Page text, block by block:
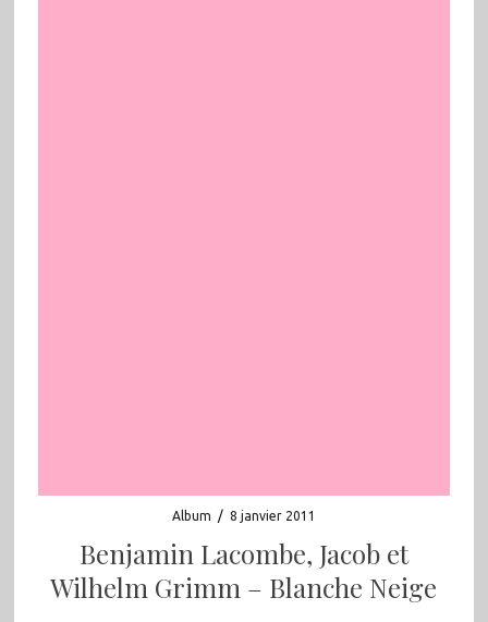
Album / 8 janvier 2011
Benjamin Lacombe, Jacob et
Wilhelm Grimm – Blanche Neige